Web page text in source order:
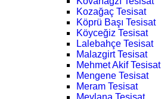
Kozağaç Tesisat
Köprü Başı Tesisat
Köyceğiz Tesisat
Lalebahçe Tesisat
Malazgirt Tesisat
Mehmet Akif Tesisat
Mengene Tesisat
Meram Tesisat